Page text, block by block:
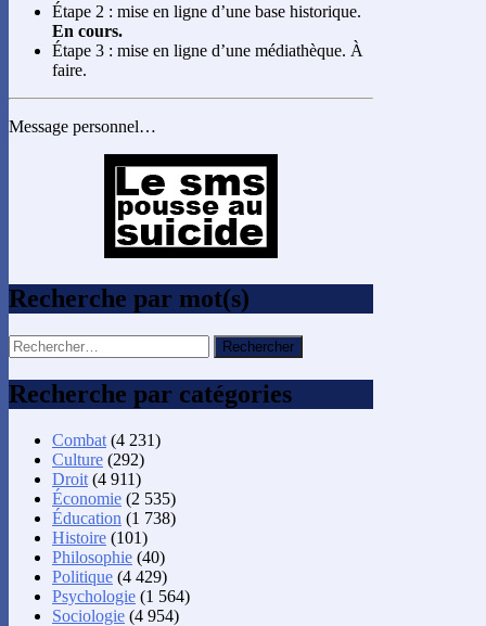
Étape 2 : mise en ligne d’une base historique.
En cours.
Étape 3 : mise en ligne d’une médiathèque. À
faire.
Message personnel…
Recherche par mot(s)
Rechercher :
Recherche par catégories
Combat (4 231)
Culture (292)
Droit (4 911)
Économie (2 535)
Éducation (1 738)
Histoire (101)
Philosophie (40)
Politique (4 429)
Psychologie (1 564)
Sociologie (4 954)